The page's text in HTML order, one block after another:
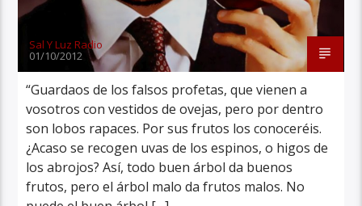
Sal Y Luz Radio
01/10/2012
“Guardaos de los falsos profetas, que vienen a
vosotros con vestidos de ovejas, pero por dentro
son lobos rapaces. Por sus frutos los conoceréis.
¿Acaso se recogen uvas de los espinos, o higos de
los abrojos? Así, todo buen árbol da buenos
frutos, pero el árbol malo da frutos malos. No